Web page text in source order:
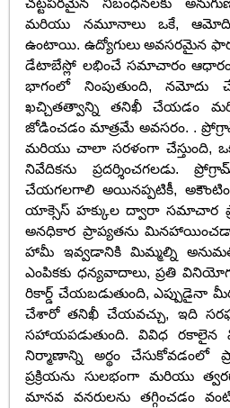
మరియు నమూనాలు ఒకే,
ఉంటాయి. ఉద్యోగులు అవసరమైన
డేటాబేస్లో లభించే సమాచారం ఆధారంగా
భాగంలో నింపుతుంది,
ఖచ్చితత్వాన్ని తనిఖీ చేయడం
జోడించడం మాత్రమే అవసరం. .
మరియు చాలా సరళంగా చేస్తుంది,
నివేదికను ప్రదర్శించగలడు.
చేయగలగాలి అయినప్పటికీ,
యాక్సెస్ హక్కుల ద్వారా సమాచార
అనధికార ప్రాప్యతను
హామీ ఇవ్వడానికి మిమ్మల్ని
ఎంపికకు ధన్యవాదాలు, ప్రతి
రికార్డ్ చేయబడుతుంది, ఎప్పుడైనా
చేశారో తనిఖీ చేయవచ్చు, ఇది
సహాయపడుతుంది. వివిధ రకాలైన
నిర్మాణాన్ని అర్థం చేసుకోవడంలో
ప్రక్రియను సులభంగా మరియు
మానవ వనరులను తగ్గించడం